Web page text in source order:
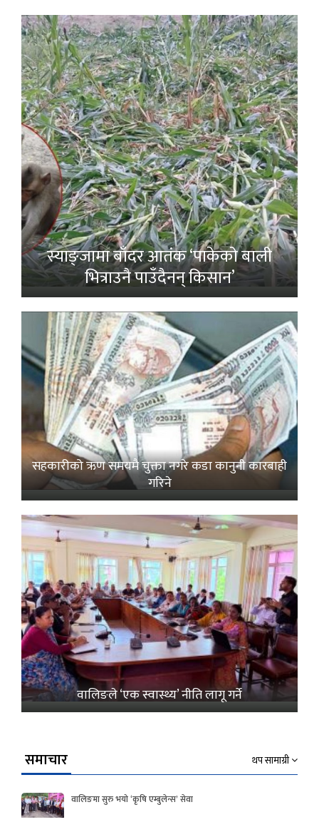
स्याङ्जामा बाँदर आतंक ‘पाकेको बाली
भित्राउनै पाउँदैनन् किसान’
सहकारीको ऋण समयमै चुक्ता नगरे कडा कानुनी कारबाही
गरिने
वालिङले ‘एक स्वास्थ्य’ नीति लागू गर्ने
समाचार थप सामाग्री
वालिङमा सुरु भयो ‘कृषि एम्बुलेन्स’ सेवा